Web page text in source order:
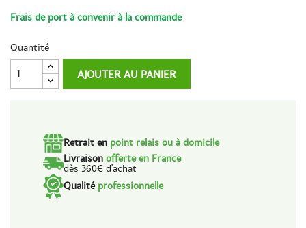
Frais de port à convenir à la commande
Quantité
AJOUTER AU PANIER
Retrait en point relais ou à domicile
Livraison offerte en France
dès 360€ d'achat
Qualité professionnelle